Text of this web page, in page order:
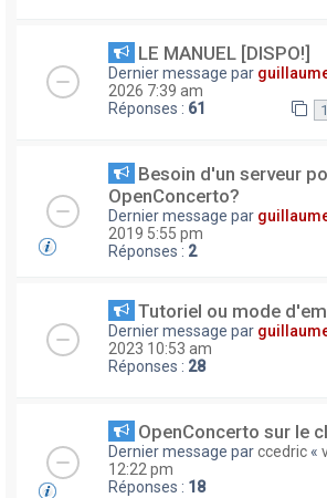
LE MANUEL [DISPO!]
Dernier message par
2026 7:39 am
Réponses : 61 1
Besoin d'un serveur
OpenConcerto?
Dernier message par
2019 5:55 pm
Réponses : 2
Tutoriel ou mode
Dernier message par
2023 10:53 am
Réponses : 28
OpenConcerto sur le
Dernier message parccedric «
12:22 pm
Réponses : 18